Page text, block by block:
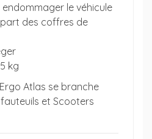
le véhicule
des coffres de
kg
Atlas se branche
et Scooters